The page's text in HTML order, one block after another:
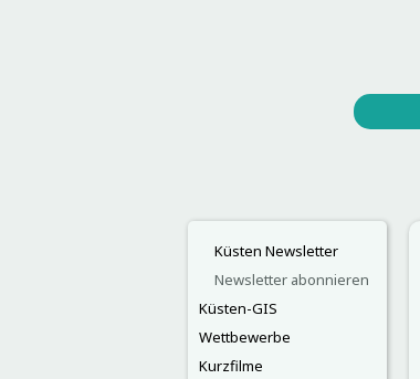
Küsten Newsletter
Newsletter abonnieren
Küsten-GIS
Wettbewerbe
Kurzfilme